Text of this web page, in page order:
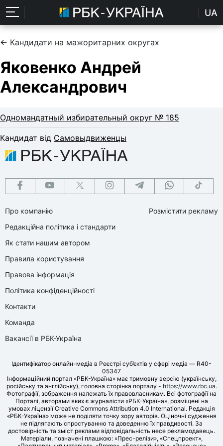
UA
← Кандидати на мажоритарних округах
Яковенко Андрей
Александрович
Одномандатный избирательный округ № 185
Кандидат від Самовыдвиженцы
Про компанію
Редакційна політика і стандарти
Як стати нашим автором
Правила користування
Правова інформація
Політика конфіденційності
Контакти
Команда
Вакансії в РБК-Україна
Розмістити рекламу
Ідентифікатор онлайн-медіа в Реєстрі суб’єктів у сфері медіа — R40-
05347
Інформаційний портал «РБК-Україна» має тримовну версію (українську,
російську та англійську), головна сторінка порталу - https://www.rbc.ua.
Фотографії, зображення належать їх правовласникам. Всі фотографії на
Порталі, авторами яких є журналісти «РБК-Україна», розміщені на
умовах ліцензії Creative Commons Attribution 4.0 International. Редакція
«РБК-Україна» може не поділяти точку зору авторів. Оціночні судження
не підлягають спростуванню та доведенню їх правдивості. За
достовірність та зміст реклами відповідальність несе рекламодавець.
Матеріали, позначені плашкою: «Прес-релізи», «Спецпроект»,